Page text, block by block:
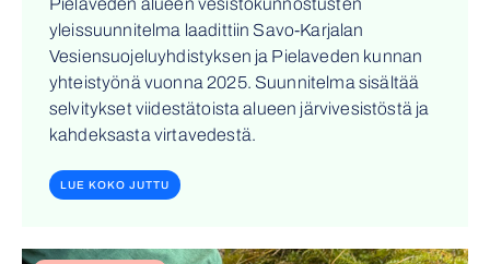
yleissuunnitelma laadittiin Savo-Karjalan
Vesiensuojeluyhdistyksen ja Pielaveden kunnan
yhteistyönä vuonna 2025. Suunnitelma sisältää
selvitykset viidestätoista alueen järvivesistöstä ja
kahdeksasta virtavedestä.
LUE KOKO JUTTU